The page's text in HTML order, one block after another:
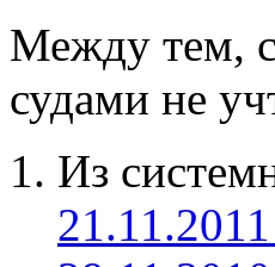
Между тем,
судами не
Из